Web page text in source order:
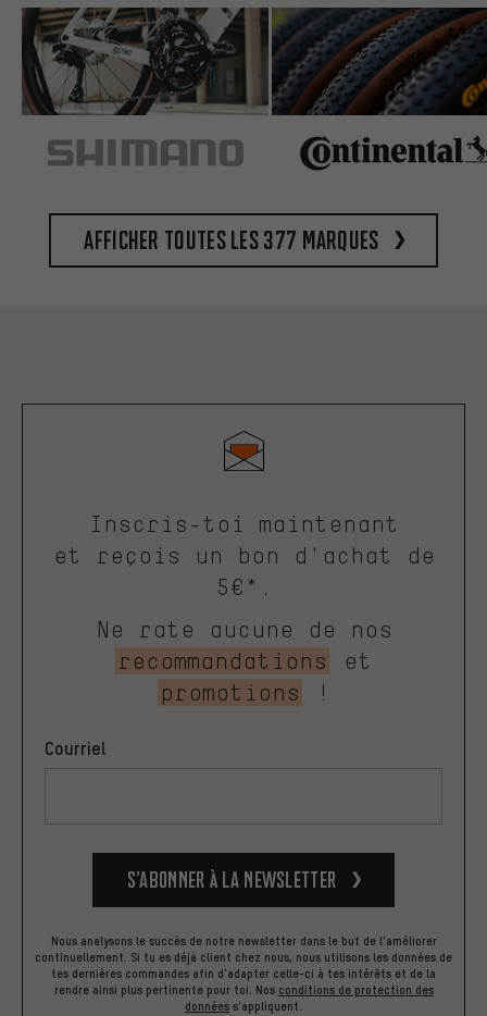
Afficher toutes les 377 marques
Inscris-toi maintenant
et reçois un bon d'achat de
5€*.
Ne rate aucune de nos
recommandations
et
promotions
!
Courriel
S’abonner à la newsletter
Nous analysons le succès de notre newsletter dans le but de l'améliorer
continuellement. Si tu es déjà client chez nous, nous utilisons les données de
tes dernières commandes afin d'adapter celle-ci à tes intérêts et de la
rendre ainsi plus pertinente pour toi. Nos conditions de protection des
données s'appliquent.